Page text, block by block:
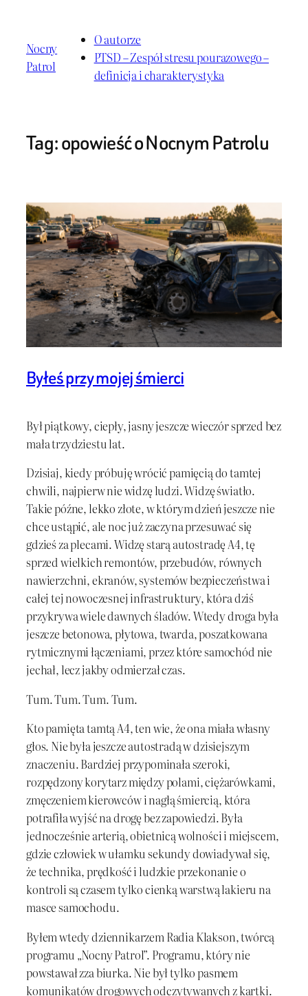
treściNocny
Patrol
O autorze
PTSD – Zespół stresu pourazowego –
definicja i charakterystyka
Tag:opowieść o Nocnym Patrolu
Byłeś przy mojej śmierci
Był piątkowy, ciepły, jasny jeszcze wieczór sprzed bez
mała trzydziestu lat.
Dzisiaj, kiedy próbuję wrócić pamięcią do tamtej
chwili, najpierw nie widzę ludzi. Widzę światło.
Takie późne, lekko złote, w którym dzień jeszcze nie
chce ustąpić, ale noc już zaczyna przesuwać się
gdzieś za plecami. Widzę starą autostradę A4, tę
sprzed wielkich remontów, przebudów, równych
nawierzchni, ekranów, systemów bezpieczeństwa i
całej tej nowoczesnej infrastruktury, która dziś
przykrywa wiele dawnych śladów. Wtedy droga była
jeszcze betonowa, płytowa, twarda, poszatkowana
rytmicznymi łączeniami, przez które samochód nie
jechał, lecz jakby odmierzał czas.
Tum. Tum. Tum. Tum.
Kto pamięta tamtą A4, ten wie, że ona miała własny
głos. Nie była jeszcze autostradą w dzisiejszym
znaczeniu. Bardziej przypominała szeroki,
rozpędzony korytarz między polami, ciężarówkami,
zmęczeniem kierowców i nagłą śmiercią, która
potrafiła wyjść na drogę bez zapowiedzi. Była
jednocześnie arterią, obietnicą wolności i miejscem,
gdzie człowiek w ułamku sekundy dowiadywał się,
że technika, prędkość i ludzkie przekonanie o
kontroli są czasem tylko cienką warstwą lakieru na
masce samochodu.
Byłem wtedy dziennikarzem Radia Klakson, twórcą
programu „Nocny Patrol”. Programu, który nie
powstawał zza biurka. Nie był tylko pasmem
komunikatów drogowych odczytywanych z kartki.